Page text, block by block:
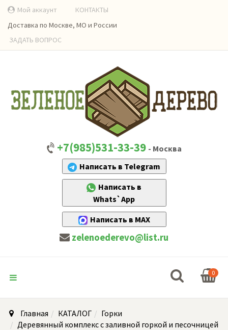
Мой аккаунт
КОНТАКТЫ
Доставка по Москве, МО и России
ЗАДАТЬ ВОПРОС
+7(985)531-33-39 - Москва
Написать в Telegram
Написать в
Whats`App
Написать в MAX
zelenoederevo@list.ru
0
Главная КАТАЛОГ
Горки
Деревянный комплекс с заливной горкой и песочницей